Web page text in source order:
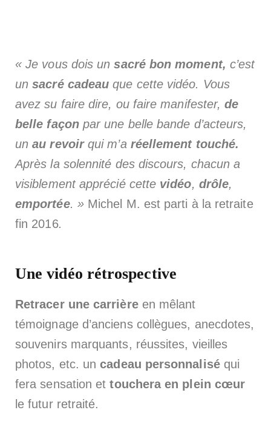
« Je vous dois unsacré bon moment, c’est
unsacré cadeau que cette vidéo. Vous
avez su faire dire, ou faire manifester, de
belle façonpar une belle bande d’acteurs,
unau revoirqui m’a réellement touché.
Après la solennité des discours, chacun a
visiblement apprécié cette vidéo, drôle,
emportée. » Michel M. est parti à la retraite
fin 2016.
Une vidéo rétrospective
Retracer une carrièreen mêlant
témoignage d’anciens collègues, anecdotes,
souvenirs marquants, réussites, vieilles
photos, etc. uncadeau personnaliséqui
fera sensation ettouchera en plein cœur
le futur retraité.